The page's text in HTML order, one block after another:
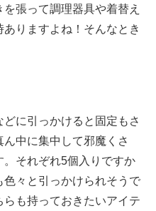
張って調理器具や着替え
りますよね！そんなとき
に引っかけると固定もさ
中に集中して邪魔くさ
それぞれ5個入りですか
々と引っかけられそうで
も持っておきたいアイテ